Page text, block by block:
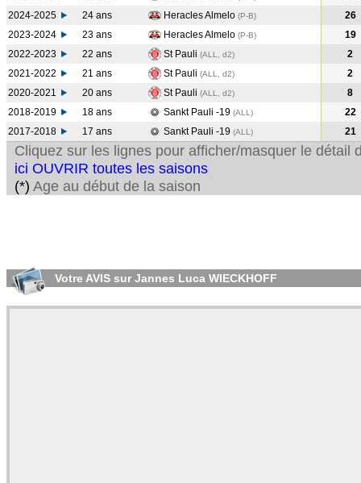
2024-2025
24 ans Heracles Almelo (P-B)
26
2023-2024
23 ans Heracles Almelo (P-B)
19
2022-2023
22 ans St Pauli (ALL, d2)
2
2021-2022
21 ans St Pauli (ALL, d2)
2
2020-2021
20 ans St Pauli (ALL, d2)
8
2018-2019
18 ans Sankt Pauli -19 (ALL )
22
2017-2018
17 ans Sankt Pauli -19 (ALL ) 21
Cliquez sur les lignes pour afficher/masquer le détail
ici OUVRIR toutes les saisons
(*) Age au début de la saison
Votre AVIS sur Jannes Luca WIECKHOFF